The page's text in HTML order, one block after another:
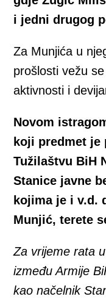
i jedni drugog
Za Munjića u
prošlosti vežu
aktivnosti i
Novom
koji predmet je
Tužilaštvu BiH
Stanice javne
kojima je i v.d.
Munjić, terete
Za vrijeme rata
između Armije
kao načelnik